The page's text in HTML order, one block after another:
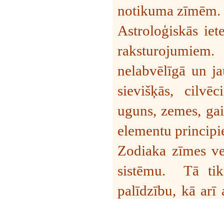
notikuma zīmēm.
Astroloģiskās
nelabvēlīgā un
sievišķās,
uguns, zemes,
elementu
Zodiaka zīmes
sistēmu.
Tā
palīdzību, kā arī